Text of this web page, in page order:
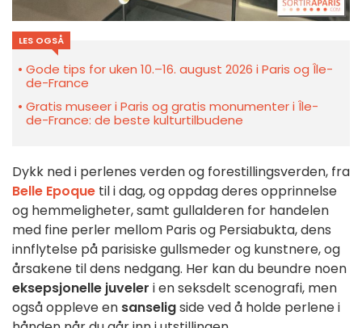
LES OGSÅ
Gode tips for uken 10.–16. august 2026 i Paris og Île-
de-France
Gratis museer i Paris og gratis monumenter i Île-
de-France: de beste kulturtilbudene
Dykk ned i perlenes verden og forestillingsverden, fra
Belle Epoque til i dag, og oppdag deres opprinnelse
og hemmeligheter, samt gullalderen for handelen
med fine perler mellom Paris og Persiabukta, dens
innflytelse på parisiske gullsmeder og kunstnere, og
årsakene til dens nedgang. Her kan du beundre noen
eksepsjonelle juveler i en seksdelt scenografi, men
også oppleve en sanseligside ved å holde perlene i